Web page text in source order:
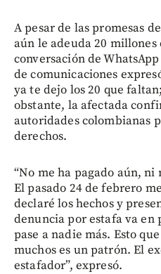
A pesar de las promesas
aún le adeuda 20 millones
conversación de
de comunicaciones
ya te dejo los 20 que
obstante, la afectada
autoridades colombianas
derechos.
“No me ha pagado aún, ni
El pasado 24 de febrero
declaré los hechos y
denuncia por estafa va en
pase a nadie más. Esto
muchos es un patrón. El
estafador”, expresó.